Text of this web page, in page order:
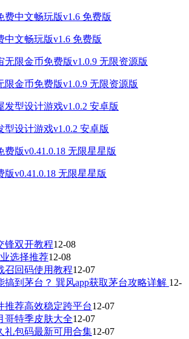
中文畅玩版v1.6 免费版
限金币免费版v1.0.9 无限资源版
型设计游戏v1.0.2 安卓版
版v0.41.0.18 无限星星版
锋双开教程12-08
选择推荐12-08
召回码使用教程12-07
搞到茅台？ 巽风app获取茅台攻略详解 12-
推荐高效稳定跨平台12-07
哥特季皮肤大全12-07
礼包码最新可用合集12-07